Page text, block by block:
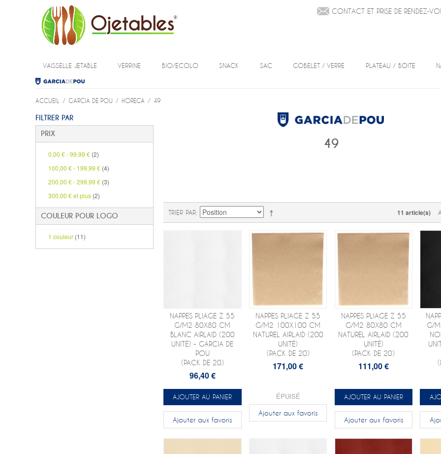
CONTACT ET PRISE DE RENDEZ-
VAISSELLE JETABLE VERRINE BIO/ECOLO SNACK SAC GOBELET / VERRE PLATEAU / BOITE
ACCUEIL / GARCIA DE POU / HORECA / 49
FILTRER PAR
PRIX
0,00 €-99,99 € (2)
100,00 €- 199,99 € (4)
200,00 €-299,99 € (3)
300,00 €et plus (2)
COULEUR POUR LOGO
1 couleur (11)
49
TRIER PAR 11 article(s)
NAPPES PLIAGE Z 55
G/M2 80X80 CM
BLANC AIRLAID (200
UNITÉ) - GARCIA DE
POU
(PACK DE 20)
96,40 €
AJOUTER AU PANIER
Ajouter aux favoris
NAPPES PLIAGE Z 55
G/M2 100X100 CM
NATUREL AIRLAID (200
UNITÉ)
(PACK DE 20)
171,00 €
ÉPUISÉ
Ajouter aux favoris
NAPPES PLIAGE Z 55
G/M2 80X80 CM
NATUREL AIRLAID (200
UNITÉ)
(PACK DE 20)
111,00 €
AJOUTER AU PANIER
Ajouter aux favoris
G/